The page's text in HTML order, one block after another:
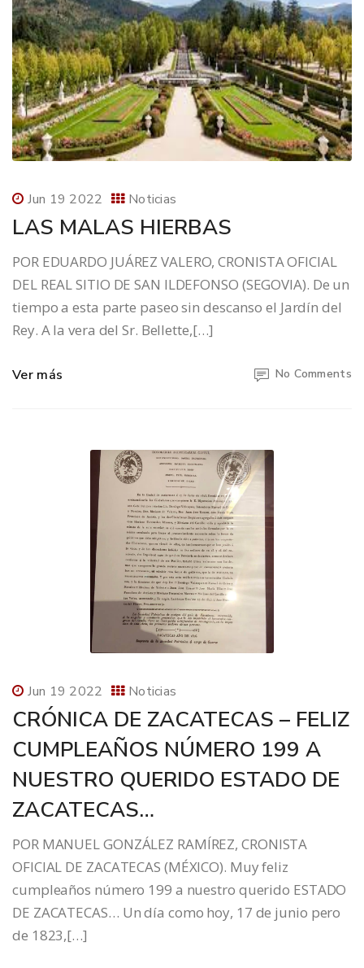
Jun 19 2022 Noticias
LAS MALAS HIERBAS
POR EDUARDO JUÁREZ VALERO, CRONISTA OFICIAL
DEL REAL SITIO DE SAN ILDEFONSO (SEGOVIA). De un
tiempo a esta parte paseo sin descanso el Jardín del
Rey. A la vera del Sr. Bellette,[…]
Ver más No Comments
Jun 19 2022 Noticias
CRÓNICA DE ZACATECAS – FELIZ
CUMPLEAÑOS NÚMERO 199 A
NUESTRO QUERIDO ESTADO DE
ZACATECAS…
POR MANUEL GONZÁLEZ RAMÍREZ, CRONISTA
OFICIAL DE ZACATECAS (MÉXICO). Muy feliz
cumpleaños número 199 a nuestro querido ESTADO
DE ZACATECAS… Un día como hoy, 17 de junio pero
de 1823,[…]